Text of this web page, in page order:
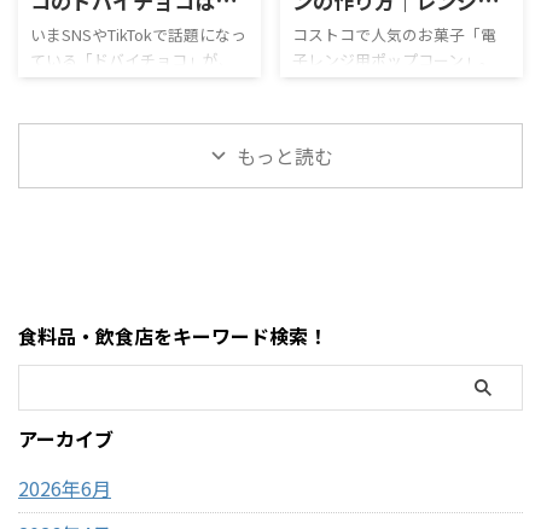
大きなぬいぐるみ。この記事
では、コストコで販売されて
種類、価格、魅力、どんな人
におすすめなのかを、表やリ
結論・コストコ店舗内にATMが
ある場合もあるが「必ずある
ッシュレス（クレジットカー
ド中心）・現金が必要になる
味しい？ピスタチオチ
ョコを徹底レビュー！
いまSNSやTikTokで話題になっ
ている「ドバイチョコ」が、
ついにコストコでも販売され
大容量なのに価格が安く、気
になっている人も多い人気商品
2,200円前後・内容量は450gの
大容量・ピスタチオ×サクサ
「ドバイチョコ」がコスパよ
く買える・甘さ＋ナッツ＋食
ドバイ ...
簡単！失敗しないコツ
とアレンジまとめ
コストコで人気のお菓子「電
子レンジ用ポップコーン」。
「どうやって作るの？」「爆発
すが、実はめちゃくちゃ簡単
に作れます。 この記事では、
500Wで約2分30秒〜3分30秒が
目安・「ポンポン音が止まる
前」が完成のタイミング・1袋
約59円でコスパ最強 コストコ
もっと読む
食料品・飲食店をキーワード検索！
アーカイブ
2026年6月